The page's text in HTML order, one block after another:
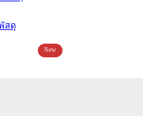
สดุ
New